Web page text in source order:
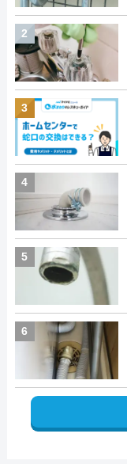
2
3
4
5
6